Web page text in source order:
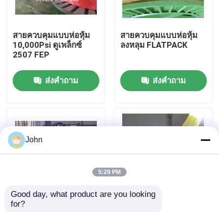
ทัวร์โรงงาน
ควบคุมคุณภาพ
ข่าว
สายควบคุมไฮดรอลิก
สายควบคุมแบบห่อหุ้ม
10,000Psi ดูเพล็กซ์
2507 FEP
ส่งคำถาม
สายควบคุมแบบห่อหุ้ม
ลงหลุม FLATPACK
ส่งคำถาม
FEP TP316L สายฉีด
John
5:29 PM
Good day, what product are you looking
for?